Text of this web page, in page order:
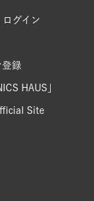
グイン
登録
HAUS」
Site